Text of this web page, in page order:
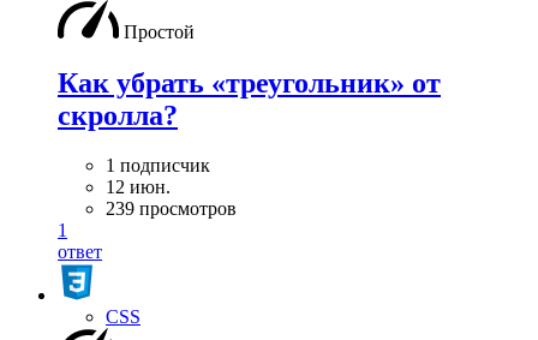
Простой
Как убрать «треугольник» от
скролла?
1 подписчик
12 июн.
239 просмотров
1
ответ
CSS